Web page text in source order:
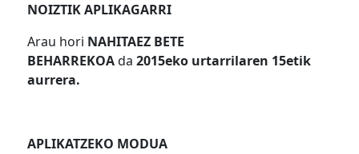
NOIZTIK APLIKAGARRI
Arau hori NAHITAEZ BETE
BEHARREKOAda2015eko urtarrilaren 15etik
aurrera.
APLIKATZEKO MODUA